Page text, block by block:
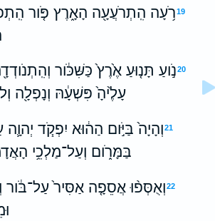
19רֹ֥עָה הִֽתְרֹעֲעָ֖ה הָאָ֑רֶץ פֹּ֤ור
20נֹ֣ועַ תָּנ֤וּעַ אֶ֙רֶץ֙ כַּשִּׁכֹּ֔ור
עָלֶ֙יהָ֙ פִּשְׁעָ֔הּ וְנָפְלָ֖ה
21וְהָיָה֙ בַּיֹּ֣ום הַה֔וּא יִפְקֹ֧ד
בַּמָּרֹ֑ום וְעַל־מַלְכֵ֥י
22וְאֻסְּפ֨וּ אֲסֵפָ֤ה אַסִּיר֙ עַל־בֹּ֔ור